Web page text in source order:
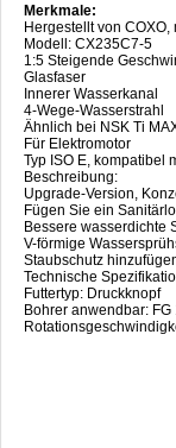
Merkmale:
Hergestellt von COXO,
Modell: CX235C7-5
1:5 Steigende
Glasfaser
Innerer Wasserkanal
4-Wege-Wasserstrahl
Ähnlich bei NSK Ti
Für Elektromotor
Typ ISO E, kompatibel
Beschreibung:
Upgrade-Version,
Fügen Sie ein
Bessere wasserdichte
V-förmige
Staubschutz
Technische
Futtertyp: Druckknopf
Bohrer anwendbar: FG